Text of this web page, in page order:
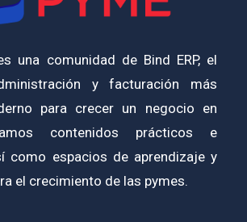
una comunidad de Bind ERP, el
y facturación más
para crecer un negocio en
contenidos prácticos e
como espacios de aprendizaje y
el crecimiento de las pymes.